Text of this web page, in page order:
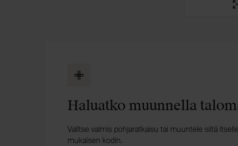
Haluatko muunnella
Valitse valmis pohjaratkaisu tai muuntele siitä
mukaisen kodin.